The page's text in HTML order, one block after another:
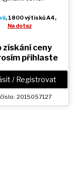
, 1800 výtisků A4,
Na dotaz
získání ceny
přihlaste
/ Registrovat
2015057127